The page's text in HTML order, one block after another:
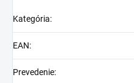
Kategória:
EAN:
Prevedenie: